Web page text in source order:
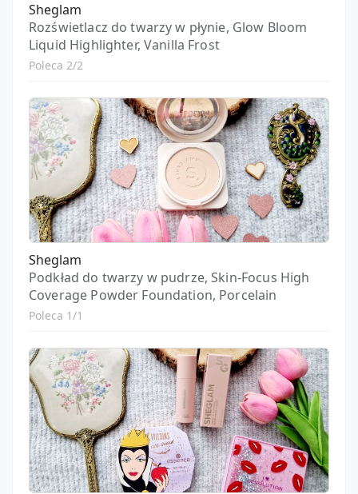
Sheglam
Rozświetlacz do twarzy w płynie, Glow Bloom
Liquid Highlighter, Vanilla Frost
Poleca 2/2
Sheglam
Podkład do twarzy w pudrze, Skin-Focus High
Coverage Powder Foundation, Porcelain
Poleca 1/1